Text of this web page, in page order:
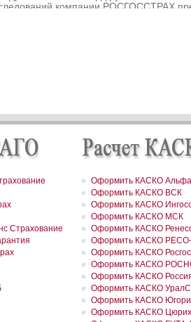
компании РОСГОССТРАХ
ответственность ООО «Атомэкспо»
застраховал квартиру на сумму
крае застраховал дом и квартиру на
области застраховал 2
году продолжает
сельхозпроизводителей
области застраховал самолеты
8,8 млн долларов
области принял более 200
июльским ураганом
области застраховал дом на
по ОСАГО автотранспорт МВД
Страхование
Оформить КАСКО
Оформить КАСКО ВСК
Оформить КАСКО
Оформить КАСКО МСК
Оформить КАСКО
Оформить КАСКО РЕСО-
Оформить КАСКО
Оформить КАСКО
Оформить КАСКО
Оформить КАСКО
Оформить КАСКО
Оформить КАСКО Цюрих